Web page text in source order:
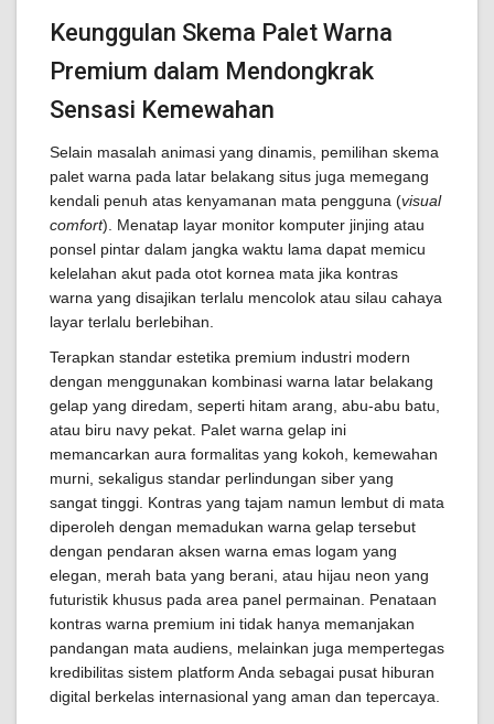
Keunggulan Skema Palet Warna
Premium dalam Mendongkrak
Sensasi Kemewahan
Selain masalah animasi yang dinamis, pemilihan skema
palet warna pada latar belakang situs juga memegang
kendali penuh atas kenyamanan mata pengguna (visual
comfort). Menatap layar monitor komputer jinjing atau
ponsel pintar dalam jangka waktu lama dapat memicu
kelelahan akut pada otot kornea mata jika kontras
warna yang disajikan terlalu mencolok atau silau cahaya
layar terlalu berlebihan.
Terapkan standar estetika premium industri modern
dengan menggunakan kombinasi warna latar belakang
gelap yang diredam, seperti hitam arang, abu-abu batu,
atau biru navy pekat. Palet warna gelap ini
memancarkan aura formalitas yang kokoh, kemewahan
murni, sekaligus standar perlindungan siber yang
sangat tinggi. Kontras yang tajam namun lembut di mata
diperoleh dengan memadukan warna gelap tersebut
dengan pendaran aksen warna emas logam yang
elegan, merah bata yang berani, atau hijau neon yang
futuristik khusus pada area panel permainan. Penataan
kontras warna premium ini tidak hanya memanjakan
pandangan mata audiens, melainkan juga mempertegas
kredibilitas sistem platform Anda sebagai pusat hiburan
digital berkelas internasional yang aman dan tepercaya.